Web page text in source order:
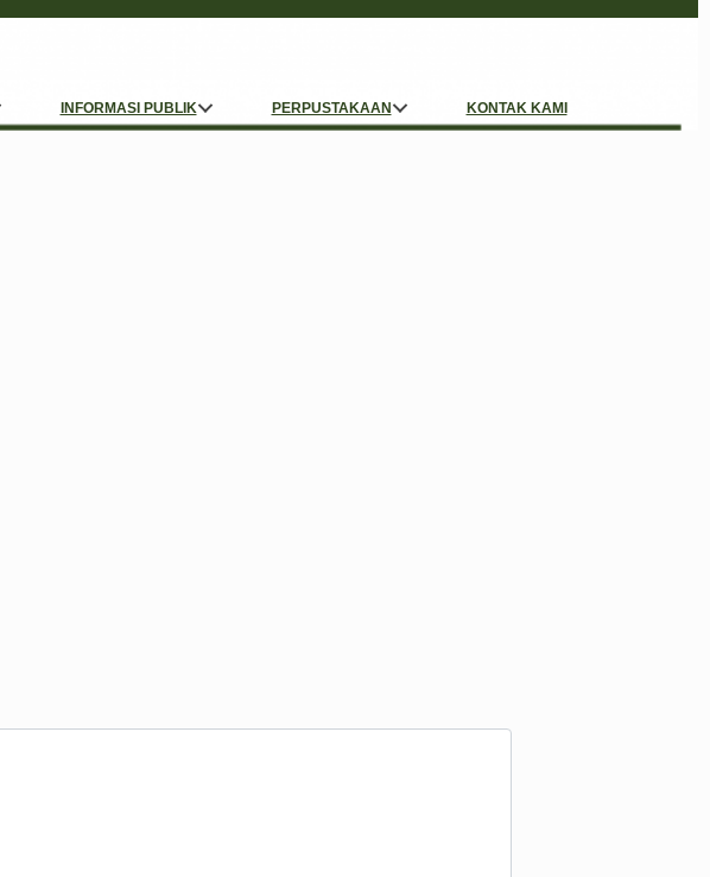
INFORMASI PUBLIK PERPUSTAKAAN KONTAK KAMI